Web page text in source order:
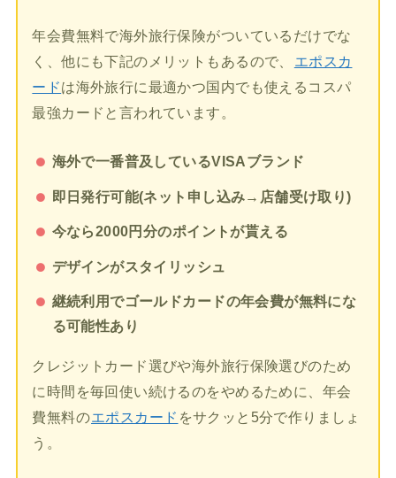
年会費無料で海外旅行保険がついているだけでな
く、他にも下記のメリットもあるので、
エポスカ
ードは海外旅行に最適かつ国内でも使えるコスパ
最強カードと言われています。
海外で一番普及しているVISAブランド
即日発行可能(ネット申し込み→店舗受け取り)
今なら2000円分のポイントが貰える
デザインがスタイリッシュ
継続利用でゴールドカードの年会費が無料にな
る可能性あり
クレジットカード選びや海外旅行保険選びのため
に時間を毎回使い続けるのをやめるために、年会
費無料のエポスカード をサクッと5分で作りましょ
う。